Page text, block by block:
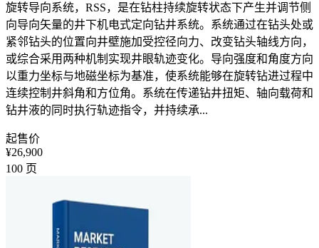
旋转导向系统，RSS，是在钻柱持续旋转状态下产生并调节侧
向导向矢量的井下机电式定向钻井系统。系统通过在钻头处或
紧邻钻头的位置向井壁施加受控径向力、改变钻头轴线方向，
或综合采用两种机制实现井眼轨迹变化。导向强度和角度方向
以重力坐标与地磁坐标为基准，使系统能够在旋转钻进过程中
连续控制井斜角和方位角。系统在传递钻井扭矩、轴向载荷和
钻井液的同时执行轨迹指令，并持续承...
起售价
¥26,900
100 页